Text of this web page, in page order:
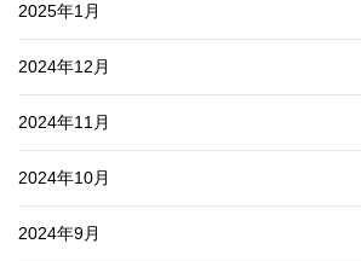
2025年1月
2024年12月
2024年11月
2024年10月
2024年9月